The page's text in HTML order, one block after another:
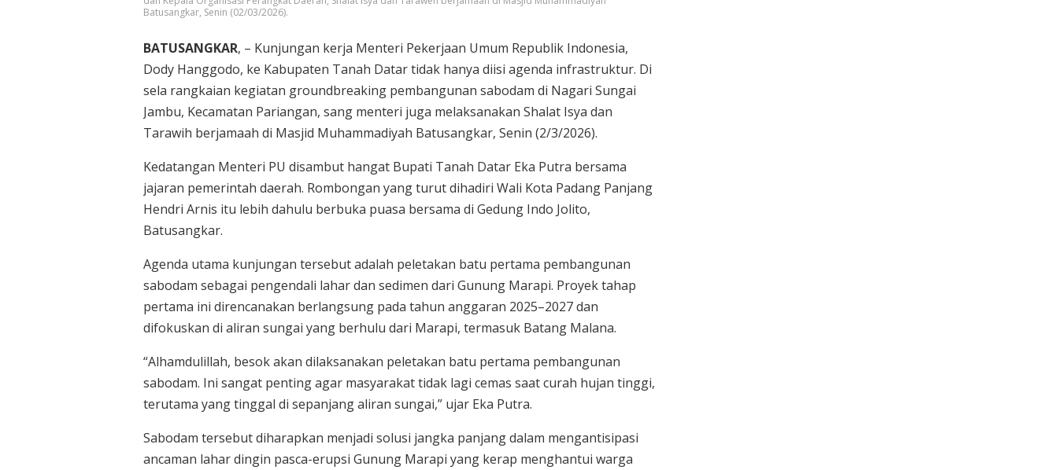
Batusangkar, Senin (02/03/2026).
BATUSANGKAR, – Kunjungan kerja Menteri Pekerjaan Umum Republik Indonesia,
Dody Hanggodo, ke Kabupaten Tanah Datar tidak hanya diisi agenda infrastruktur. Di
sela rangkaian kegiatan groundbreaking pembangunan sabodam di Nagari Sungai
Jambu, Kecamatan Pariangan, sang menteri juga melaksanakan Shalat Isya dan
Tarawih berjamaah di Masjid Muhammadiyah Batusangkar, Senin (2/3/2026).
Kedatangan Menteri PU disambut hangat Bupati Tanah Datar Eka Putra bersama
jajaran pemerintah daerah. Rombongan yang turut dihadiri Wali Kota Padang Panjang
Hendri Arnis itu lebih dahulu berbuka puasa bersama di Gedung Indo Jolito,
Batusangkar.
Agenda utama kunjungan tersebut adalah peletakan batu pertama pembangunan
sabodam sebagai pengendali lahar dan sedimen dari Gunung Marapi. Proyek tahap
pertama ini direncanakan berlangsung pada tahun anggaran 2025–2027 dan
difokuskan di aliran sungai yang berhulu dari Marapi, termasuk Batang Malana.
“Alhamdulillah, besok akan dilaksanakan peletakan batu pertama pembangunan
sabodam. Ini sangat penting agar masyarakat tidak lagi cemas saat curah hujan tinggi,
terutama yang tinggal di sepanjang aliran sungai,” ujar Eka Putra.
Sabodam tersebut diharapkan menjadi solusi jangka panjang dalam mengantisipasi
ancaman lahar dingin pasca-erupsi Gunung Marapi yang kerap menghantui warga